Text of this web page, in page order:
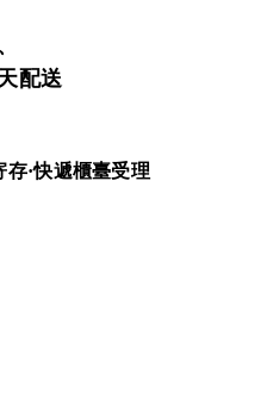
配送
·快遞櫃臺受理